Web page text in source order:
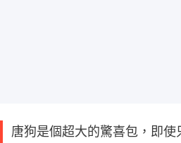
唐狗是個超大的驚喜包，即使